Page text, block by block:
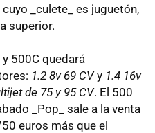
_culete_ es juguetón,
superior.
500C quedará
1.2 8v 69 CVy 1.4 16v
de 75 y 95 CV. El 500
_Pop_ sale a la venta
euros más que el